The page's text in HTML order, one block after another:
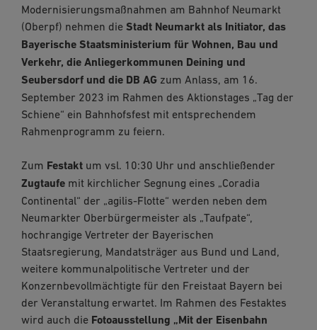
Modernisierungsmaßnahmen am Bahnhof Neumarkt
(Oberpf) nehmen die Stadt Neumarkt als Initiator, das
Bayerische Staatsministerium für Wohnen, Bau und
Verkehr, die Anliegerkommunen Deining und
Seubersdorf und die DB AG zum Anlass, am 16.
September 2023 im Rahmen des Aktionstages „Tag der
Schiene“ ein Bahnhofsfest mit entsprechendem
Rahmenprogramm zu feiern.
Zum Festakt um vsl. 10:30 Uhr und anschließender
Zugtaufe mit kirchlicher Segnung eines „Coradia
Continental“ der „agilis-Flotte“ werden neben dem
Neumarkter Oberbürgermeister als „Taufpate“,
hochrangige Vertreter der Bayerischen
Staatsregierung, Mandatsträger aus Bund und Land,
weitere kommunalpolitische Vertreter und der
Konzernbevollmächtigte für den Freistaat Bayern bei
der Veranstaltung erwartet. Im Rahmen des Festaktes
wird auch die Fotoausstellung „Mit der Eisenbahn